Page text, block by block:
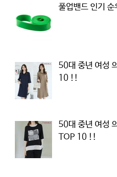
풀업밴드 인기
50대 중년 여성
10 !!
50대 중년 여성
TOP 10 !!